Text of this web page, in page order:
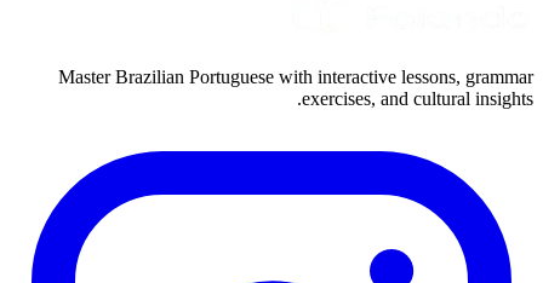
Master Brazilian Portuguese with interactive lessons, grammar
exercises, and cultural insights.